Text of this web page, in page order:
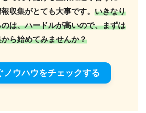
収集がとても大事です。 いきなり
は、ハードルが高いので、まずは
ら始めてみませんか？
ノウハウをチェックする